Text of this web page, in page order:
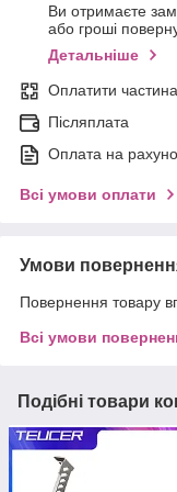
Ви отримаєте
або гроші
Детальніше
Оплатити
Післяплата
Оплата на
Всі умови оплати
Умови
Повернення товару
Всі умови
Подібні товари